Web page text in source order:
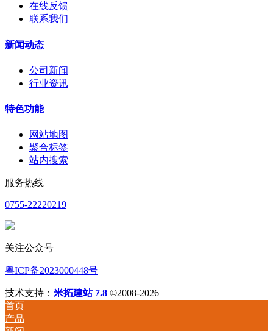
在线反馈
联系我们
新闻动态
公司新闻
行业资讯
特色功能
网站地图
聚合标签
站内搜索
服务热线
0755-22220219
关注公众号
粤ICP备2023000448号
技术支持： 米拓建站 7.8 ©2008-2026
首页
产品